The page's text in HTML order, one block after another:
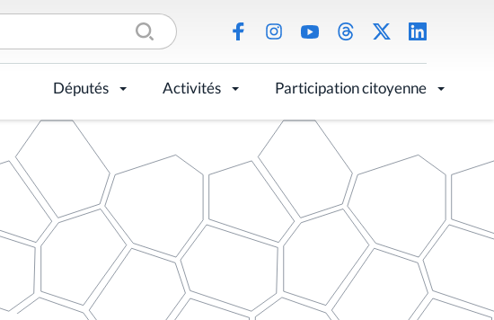
Députés Activités Participation citoyenne